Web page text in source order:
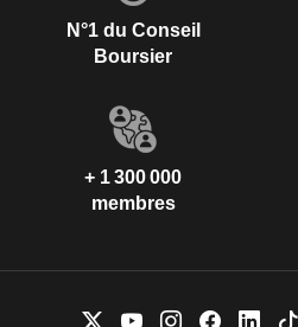
N°1 du Conseil
Boursier
+ 1 300 000
membres